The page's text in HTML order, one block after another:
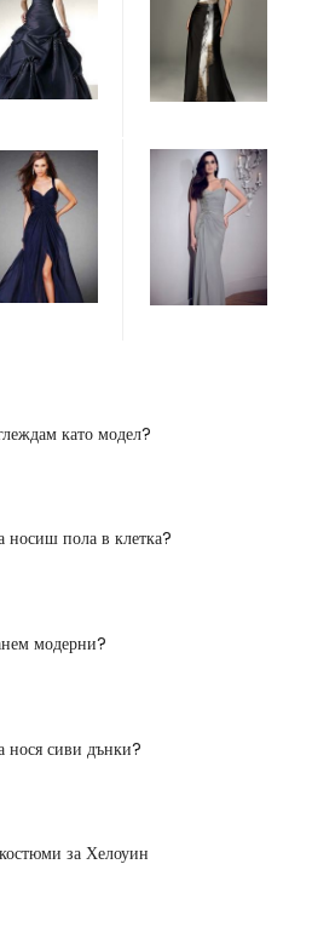
като модел?
носиш пола в клетка?
модерни?
нося сиви дънки?
за Хелоуин